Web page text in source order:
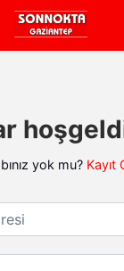
yok mu? Kayıt